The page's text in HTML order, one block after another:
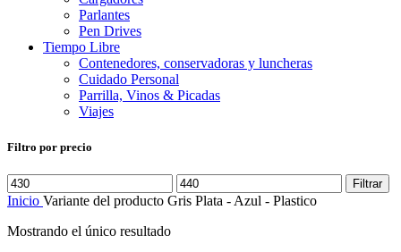
Parlantes
Pen Drives
Tiempo Libre
Contenedores, conservadoras y luncheras
Cuidado Personal
Parrilla, Vinos & Picadas
Viajes
Filtro por precio
Precio
mínimo
Precio
máximo
Filtrar
Inicio Variante del producto Gris Plata - Azul - Plastico
Mostrando el único resultado